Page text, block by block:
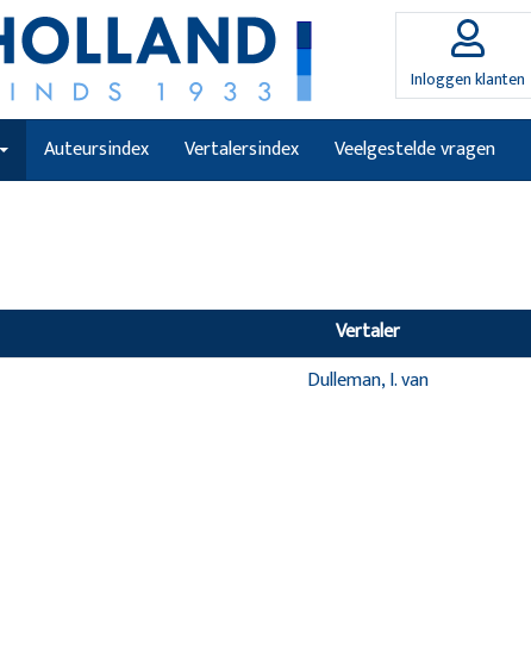
Inloggen klanten
Auteursindex Vertalersindex Veelgestelde vragen
Vertaler
Dulleman, I. van